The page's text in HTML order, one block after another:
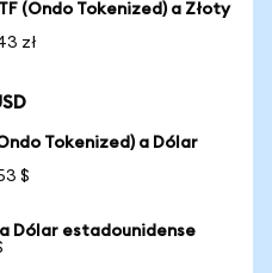
(Ondo Tokenized) a Złoty
zł
Tokenized) a Dólar
$
Dólar estadounidense